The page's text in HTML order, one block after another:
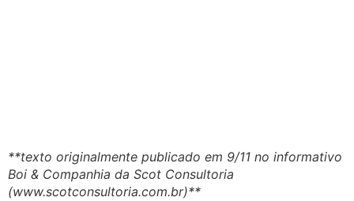
**texto originalmente publicado em 9/11 no informativo
Boi & Companhia da Scot Consultoria
(www.scotconsultoria.com.br)**